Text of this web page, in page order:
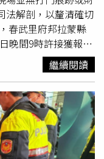
法解剖，以釐清確切
春武里府邦拉蒙縣
晚間9時許接獲報
與芭達雅沙旺博里汶
）救難人員趕赴現
友（化名B先生）
即封鎖現場採證，
亦無財物遭洗劫，死
歲的B先生向警方表
女友便負氣離開住
繼續閱讀